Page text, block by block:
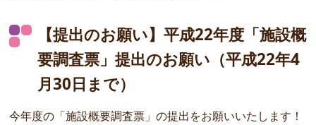
【提出のお願い】平成22年度「施設概
要調査票」提出のお願い（平成22年4
月30日まで）
今年度の「施設概要調査票」の提出をお願いいたします！